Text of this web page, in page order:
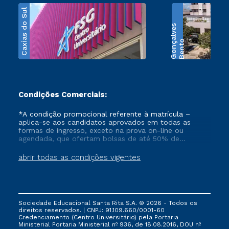
Caxias do Sul B
e
n
t
o
G
o
n
ç
a
l
v
e
s
Condições Comerciais:
abrir todas as condições vigentes
*A condição promocional referente à matrícula –
aplica-se aos candidatos aprovados em todas as
formas de ingresso, exceto na prova on-line ou
agendada, que ofertam bolsas de até 50% de
que ainda não tenham efetivado e/ou não tenham
cancelado ou trancado sua matrícula em uma das
FIES, Prouni e outros programas governamentais, e
não se acumula com nenhuma outra campanha
ofertada pela Instituição.
Sociedade Educacional Santa Rita S.A. © 2026 - Todos os
direitos reservados. | CNPJ: 91.109.660/0001-60
Credenciamento (Centro Universitário) pela Portaria
Ministerial Portaria Ministerial nº 936, de 18.08.2016, DOU nº